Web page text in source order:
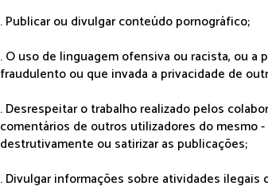
. Publicar ou divulgar conteúdo pornográfico;
. O uso de linguagem ofensiva ou racista, ou
fraudulento ou que invada a privacidade de
. Desrespeitar o trabalho realizado pelos
comentários de outros utilizadores do mesmo
destrutivamente ou satirizar as publicações;
. Divulgar informações sobre atividades ilegais